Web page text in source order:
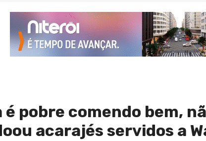
é pobre comendo bem,
acarajés servidos a